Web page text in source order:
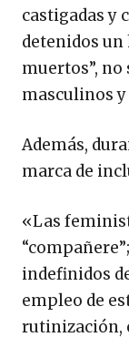
castigadas y
detenidos un
muertos”, no
masculinos
Además,
marca de
«Las
indefinidos
empleo de
rutinización,